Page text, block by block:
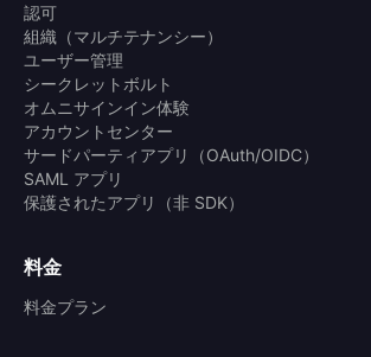
認可
組織（マルチテナンシー）
ユーザー管理
シークレットボルト
オムニサインイン体験
アカウントセンター
サードパーティアプリ（OAuth/OIDC）
SAML アプリ
保護されたアプリ（非 SDK）
料金
料金プラン